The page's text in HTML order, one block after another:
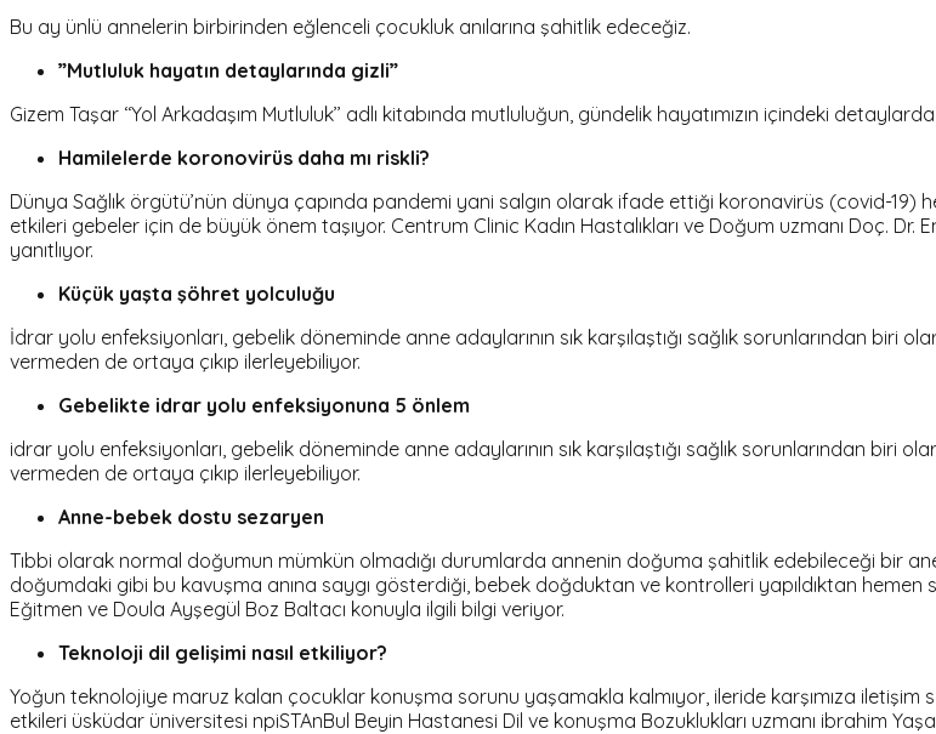
Bu ay ünlü annelerin birbirinden eğlenceli çocukluk anılarına şahitlik edeceğiz.
”Mutluluk hayatın detaylarında gizli”
Gizem Taşar ‘‘Yol Arkadaşım Mutluluk’’ adlı kitabında mutluluğun, gündelik hayatımızın içindeki
Hamilelerde koronovirüs daha mı riskli?
Dünya Sağlık örgütü’nün dünya çapında pandemi yani salgın olarak ifade ettiği koronavirüs (covid-
etkileri gebeler için de büyük önem taşıyor. Centrum Clinic Kadın Hastalıkları ve Doğum uzmanı Doç.
yanıtlıyor.
Küçük yaşta şöhret yolculuğu
İdrar yolu enfeksiyonları, gebelik döneminde anne adaylarının sık karşılaştığı sağlık sorunlarından
vermeden de ortaya çıkıp ilerleyebiliyor.
Gebelikte idrar yolu enfeksiyonuna 5 önlem
idrar yolu enfeksiyonları, gebelik döneminde anne adaylarının sık karşılaştığı sağlık sorunlarından
vermeden de ortaya çıkıp ilerleyebiliyor.
Anne-bebek dostu sezaryen
Tıbbi olarak normal doğumun mümkün olmadığı durumlarda annenin doğuma şahitlik edebileceği bir
doğumdaki gibi bu kavuşma anına saygı gösterdiği, bebek doğduktan ve kontrolleri yapıldıktan
Eğitmen ve Doula Ayşegül Boz Baltacı konuyla ilgili bilgi veriyor.
Teknoloji dil gelişimi nasıl etkiliyor?
Yoğun teknolojiye maruz kalan çocuklar konuşma sorunu yaşamakla kalmıyor, ileride karşımıza
etkileri üsküdar üniversitesi npiSTAnBul Beyin Hastanesi Dil ve konuşma Bozuklukları uzmanı ibrahim